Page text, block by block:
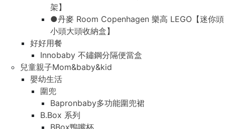
架】
●丹麥 Room Copenhagen 樂高 LEGO【迷你頭
小頭大頭收納盒】
好好用餐
Innobaby 不鏽鋼分隔便當盒
兒童親子Mom&baby&kid
嬰幼生活
圍兜
Bapronbaby多功能圍兜裙
B.Box 系列
BBox鴨嘴杯